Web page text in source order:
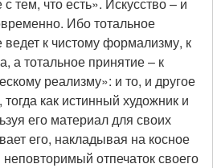
Ибо тотальное
ведет к чистому формализму, к
а тотальное принятие – к
реализму»: и то, и другое
как истинный художник и
его материал для своих
его, накладывая на косное
отпечаток своего